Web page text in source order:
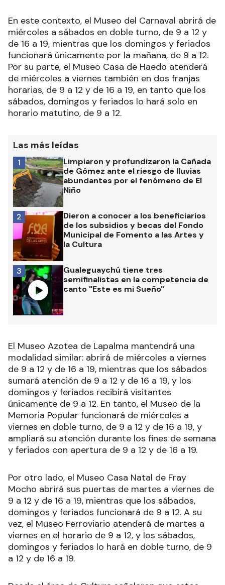
En este contexto, el Museo del Carnaval abrirá de
miércoles a sábados en doble turno, de 9 a 12 y
de 16 a 19, mientras que los domingos y feriados
funcionará únicamente por la mañana, de 9 a 12.
Por su parte, el Museo Casa de Haedo atenderá
de miércoles a viernes también en dos franjas
horarias, de 9 a 12 y de 16 a 19, en tanto que los
sábados, domingos y feriados lo hará solo en
horario matutino, de 9 a 12.
Las más leídas
Limpiaron y profundizaron la Cañada
de Gómez ante el riesgo de lluvias
abundantes por el fenómeno de El
Niño
1
Dieron a conocer a los beneficiarios
de los subsidios y becas del Fondo
Municipal de Fomento a las Artes y
la Cultura
2
Gualeguaychú tiene tres
semifinalistas en la competencia de
canto "Este es mi Sueño"
3
El Museo Azotea de Lapalma mantendrá una
modalidad similar: abrirá de miércoles a viernes
de 9 a 12 y de 16 a 19, mientras que los sábados
sumará atención de 9 a 12 y de 16 a 19, y los
domingos y feriados recibirá visitantes
únicamente de 9 a 12. En tanto, el Museo de la
Memoria Popular funcionará de miércoles a
viernes en doble turno, de 9 a 12 y de 16 a 19, y
ampliará su atención durante los fines de semana
y feriados con apertura de 9 a 12 y de 16 a 19.
Por otro lado, el Museo Casa Natal de Fray
Mocho abrirá sus puertas de martes a viernes de
9 a 12 y de 16 a 19, mientras que los sábados,
domingos y feriados funcionará de 9 a 12. A su
vez, el Museo Ferroviario atenderá de martes a
viernes en el horario de 9 a 12, y los sábados,
domingos y feriados lo hará en doble turno, de 9
a 12 y de 16 a 19.